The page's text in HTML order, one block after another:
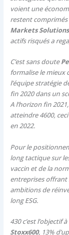
voient une
restent comprimés
Markets
actifs risqués a
C’est sans doute
formalise le mieux
l’équipe stratégie
fin 2020 dans un
A l’horizon fin
atteindre 4600,
en 2022.
Pour le
long tactique sur
vaccin et de la
entreprises offrant
ambitions de
long ESG.
430 c’est l’objectif
Stoxx600, 13%